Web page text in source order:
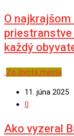
O
každý
Zo života mesta
11. júna 2025
0
Ako vyzeral